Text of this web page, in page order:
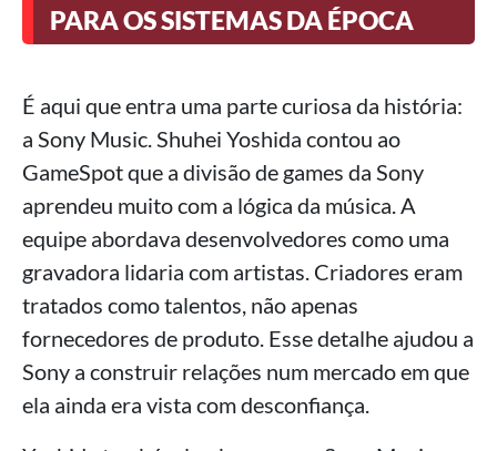
PARA OS SISTEMAS DA ÉPOCA
É aqui que entra uma parte curiosa da história:
a Sony Music. Shuhei Yoshida contou ao
GameSpot que a divisão de games da Sony
aprendeu muito com a lógica da música. A
equipe abordava desenvolvedores como uma
gravadora lidaria com artistas. Criadores eram
tratados como talentos, não apenas
fornecedores de produto. Esse detalhe ajudou a
Sony a construir relações num mercado em que
ela ainda era vista com desconfiança.